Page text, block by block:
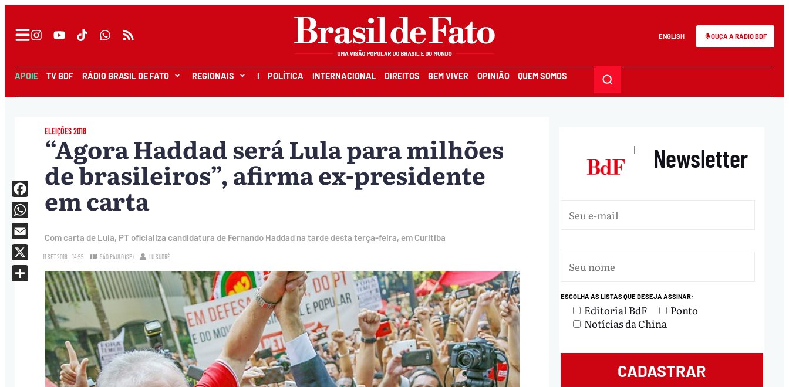
ENGLISH OUÇA A RÁDIO BDF
APOIE TV BDF RÁDIO BRASIL DE FATO REGIONAIS I POLÍTICA INTERNACIONAL DIREITOS BEM VIVER OPINIÃO QUEM SOMOS
ELEIÇÕES 2018
“Agora Haddad será Lula para milhões
de brasileiros”, afirma ex-presidente
em carta
Com carta de Lula, PT oficializa candidatura de Fernando Haddad na tarde desta terça-feira, em Curitiba
11.SET.2018 - 14:55 SÃO PAULO (SP) LU SUDRÉ
Facebook
WhatsApp
Email
X
| Newsletter
ESCOLHA AS LISTAS QUE DESEJA ASSINAR:
Editorial BdF
Ponto
Notícias da China